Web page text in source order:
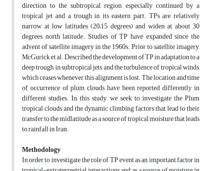
direction to the subtropical region, especially continued by a
tropical jet and a trough in its eastern part. TPs are relatively
narrow at low latitudes (20–15 degrees) and widen at about 30
degrees north latitude. Studies of TP have expanded since the
advent of satellite imagery in the 1960s. Prior to satellite imagery,
McGurick et al. Described the development of TP in adaptation to a
deep trough in subtropical jets and the turbulence of tropical winds,
which ceases whenever this alignment is lost. The location and time
of occurrence of plum clouds have been reported differently in
different studies. In this study, we seek to investigate the Plum
tropical clouds and the dynamic climbing factors that lead to their
transfer to the midlatitude as a source of tropical moisture that leads
to rainfall in Iran.
Methodology
In order to investigate the role of TP event as an important factor in